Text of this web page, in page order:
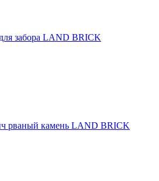
забора LAND BRICK